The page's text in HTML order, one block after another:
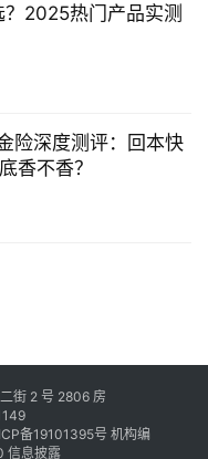
2025热门产品实测
险深度测评：回本快
香不香？
街 2 号 2806 房
备19101395号 机构编
信息披露